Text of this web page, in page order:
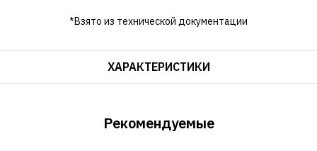
*Взято из технической документации
ХАРАКТЕРИСТИКИ
Рекомендуемые